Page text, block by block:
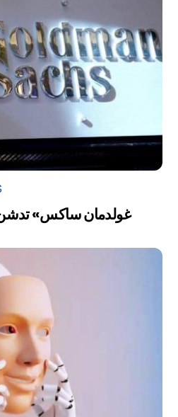
«غولدمان ساكس»